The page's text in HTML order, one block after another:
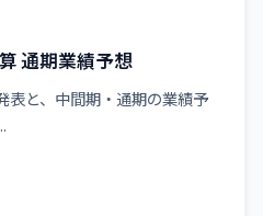
通期業績予想
表と、中間期・通期の業績予